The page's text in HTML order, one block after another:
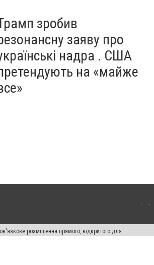
зробив
заяву про
надра . США
на «майже
розміщення прямого, відкритого для